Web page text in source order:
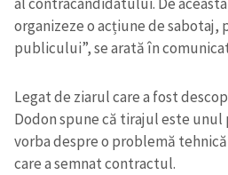
alcontracandidatului. De
organizeze oacțiune de sabotaj,
publicului”, se arată în
Legat de ziarul care a fost
Dodon spune că tirajul este unul
vorba despre o problemă
care a semnat contractul.